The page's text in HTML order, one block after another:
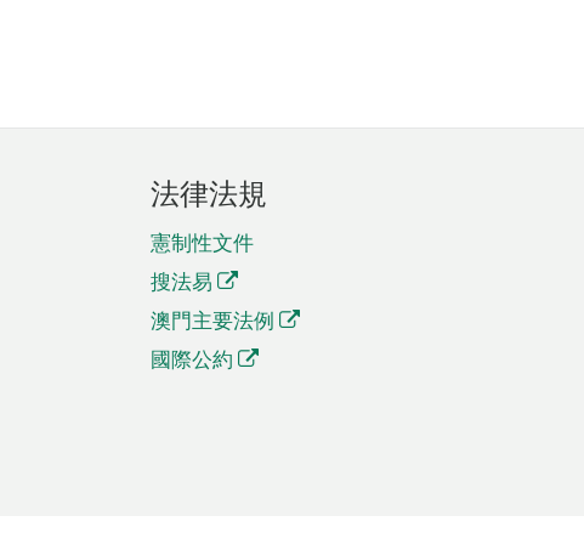
法律法規
憲制性文件
搜法易
澳門主要法例
國際公約